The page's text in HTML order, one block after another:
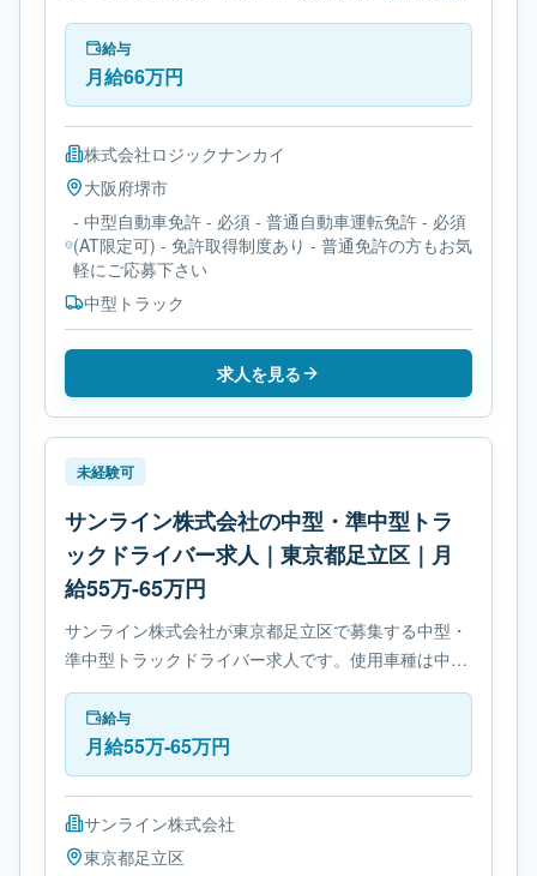
中型トラックです。勤務時間は- 変形労働時間制で
す。必要免許は- 中型自動車免許です。
給与
月給66万円
株式会社ロジックナンカイ
大阪府堺市
- 中型自動車免許 - 必須 - 普通自動車運転免許 - 必須
(AT限定可) - 免許取得制度あり - 普通免許の方もお気
軽にご応募下さい
中型トラック
求人を見る
未経験可
サンライン株式会社の中型・準中型トラ
ックドライバー求人｜東京都足立区｜月
給55万-65万円
サンライン株式会社が東京都足立区で募集する中型・
準中型トラックドライバー求人です。使用車種は中型
トラックです。勤務時間は- 変形労働時間制です。必
要免許は- 準中型自動車免許です。
給与
月給55万-65万円
サンライン株式会社
東京都足立区